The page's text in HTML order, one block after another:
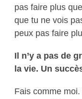
pas faire plus
que tu ne vois
peux pas faire
Il n’y a pas de
la vie. Un
Fais comme